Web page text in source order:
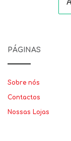
PÁGINAS
Sobre nós
Contactos
Nossas Lojas